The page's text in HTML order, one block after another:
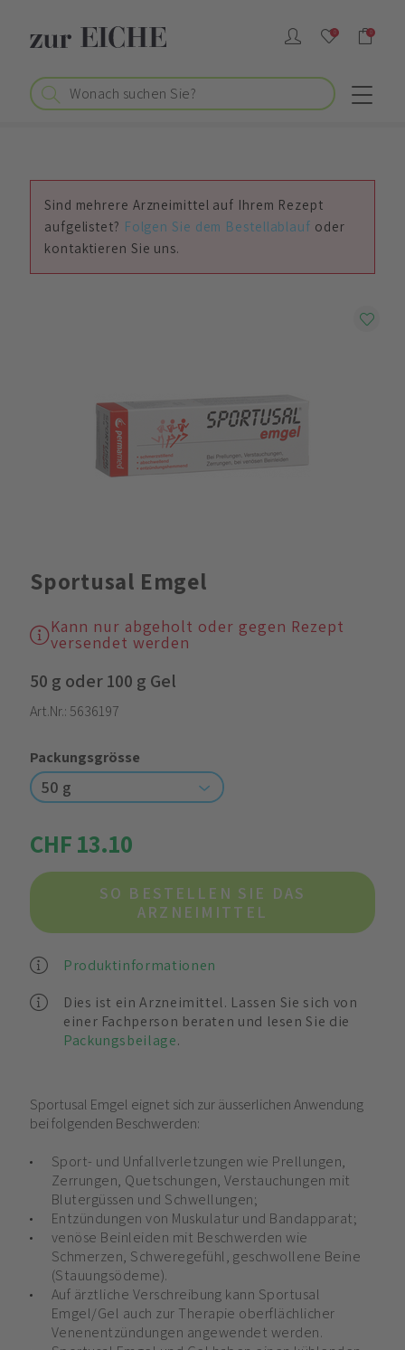
0 0
Sind mehrere Arzneimittel auf Ihrem Rezept
aufgelistet? Folgen Sie dem Bestellablauf oder
kontaktieren Sie uns.
Sportusal Emgel
Kann nur abgeholt oder gegen Rezept
versendet werden
50 g oder 100 g Gel
Art.Nr.:5636197
Packungsgrösse
50 g
CHF 13.10
SO BESTELLEN SIE DAS
ARZNEIMITTEL
Produktinformationen
Dies ist ein Arzneimittel. Lassen Sie sich von
einer Fachperson beraten und lesen Sie die
Packungsbeilage.
Sportusal Emgel eignet sich zur äusserlichen Anwendung
bei folgenden Beschwerden:
Sport- und Unfallverletzungen wie Prellungen,
Zerrungen, Quetschungen, Verstauchungen mit
Blutergüssen und Schwellungen;
Entzündungen von Muskulatur und Bandapparat;
venöse Beinleiden mit Beschwerden wie
Schmerzen, Schweregefühl, geschwollene Beine
(Stauungsödeme).
Auf ärztliche Verschreibung kann Sportusal
Emgel/Gel auch zur Therapie oberflächlicher
Venenentzündungen angewendet werden.